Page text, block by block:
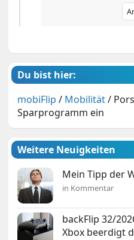
Du bist hier:
mobiFlip / Mobilität/
Sparprogramm ein
Weitere Neuigkeiten
Mein Tipp der
in Kommentar
backFlip 32/
Xbox beerdigt